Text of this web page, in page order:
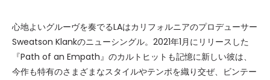
心地よいグルーヴを奏でるLAはカリフォルニアのプロデューサー
Sweatson Klankのニューシングル。2021年1月にリリースした
『Path of an Empath』のカルトヒットも記憶に新しい彼は、
今作も特有のさまざまなスタイルやテンポを織り交ぜ、ビンテー